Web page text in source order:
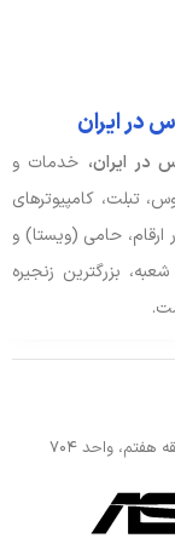
در ایران
در ایران، خدمات و
تبلت، کامپیوترهای
ارقام، حامی (ویستا) و
ارائه می دهد. ایسوس ایران با بیش از 15 شعبه، بزرگترین زنجیره
واحد ۷۰۴